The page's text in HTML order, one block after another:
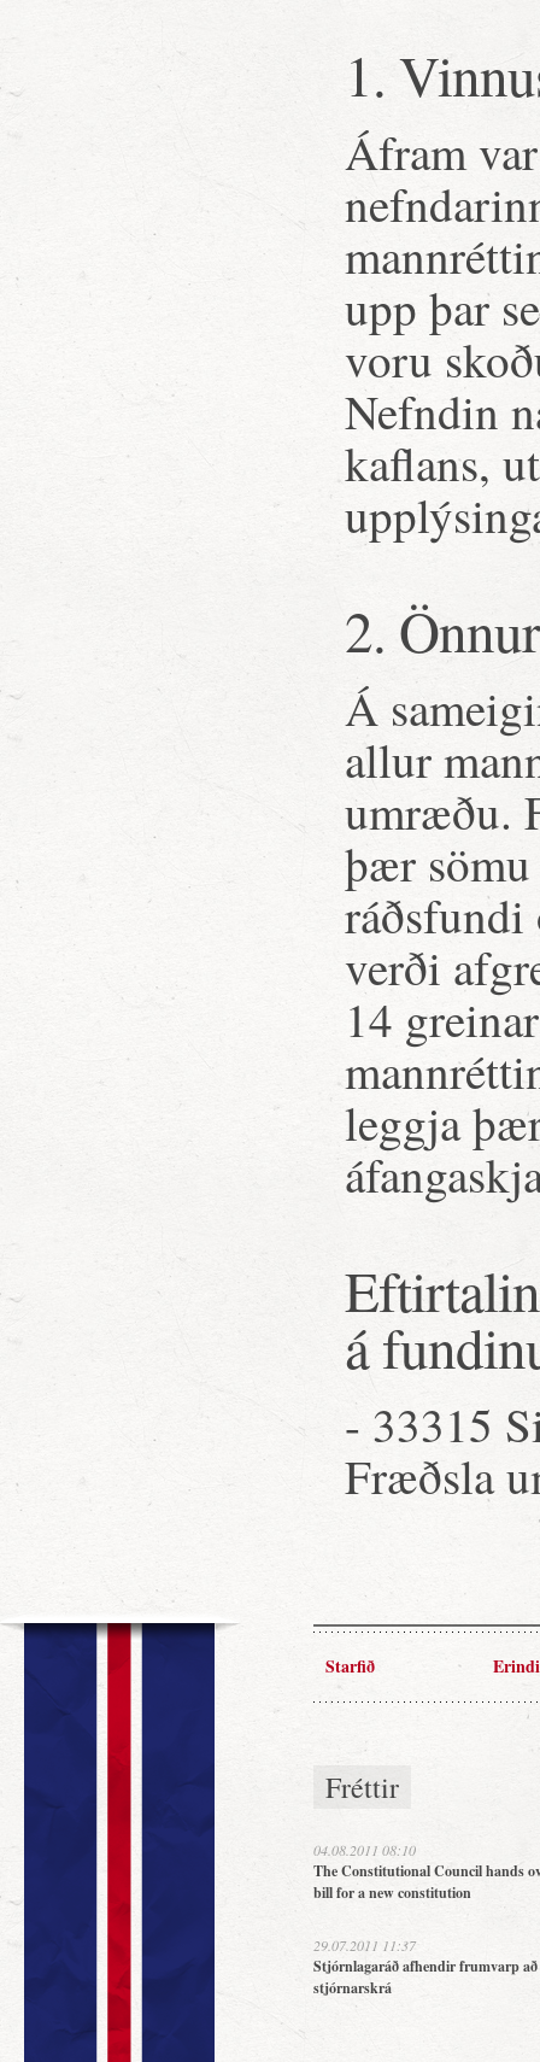
1.
Áfram
upp þar
voru
Nefndin
kaflans,
2.
Á
allur
umræðu.
þær
verði
14
leggja
á
- 33315
Fræðsla
Starfið Erindi
Fréttir
04.08.2011 08:10
The Constitutional Council hands
bill for a new constitution
29.07.2011 11:37
Stjórnlagaráð afhendir frumvarp
stjórnarskrá